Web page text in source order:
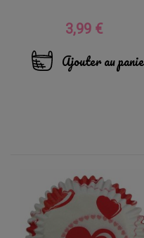
Prix
3,99 €
Ajouter au